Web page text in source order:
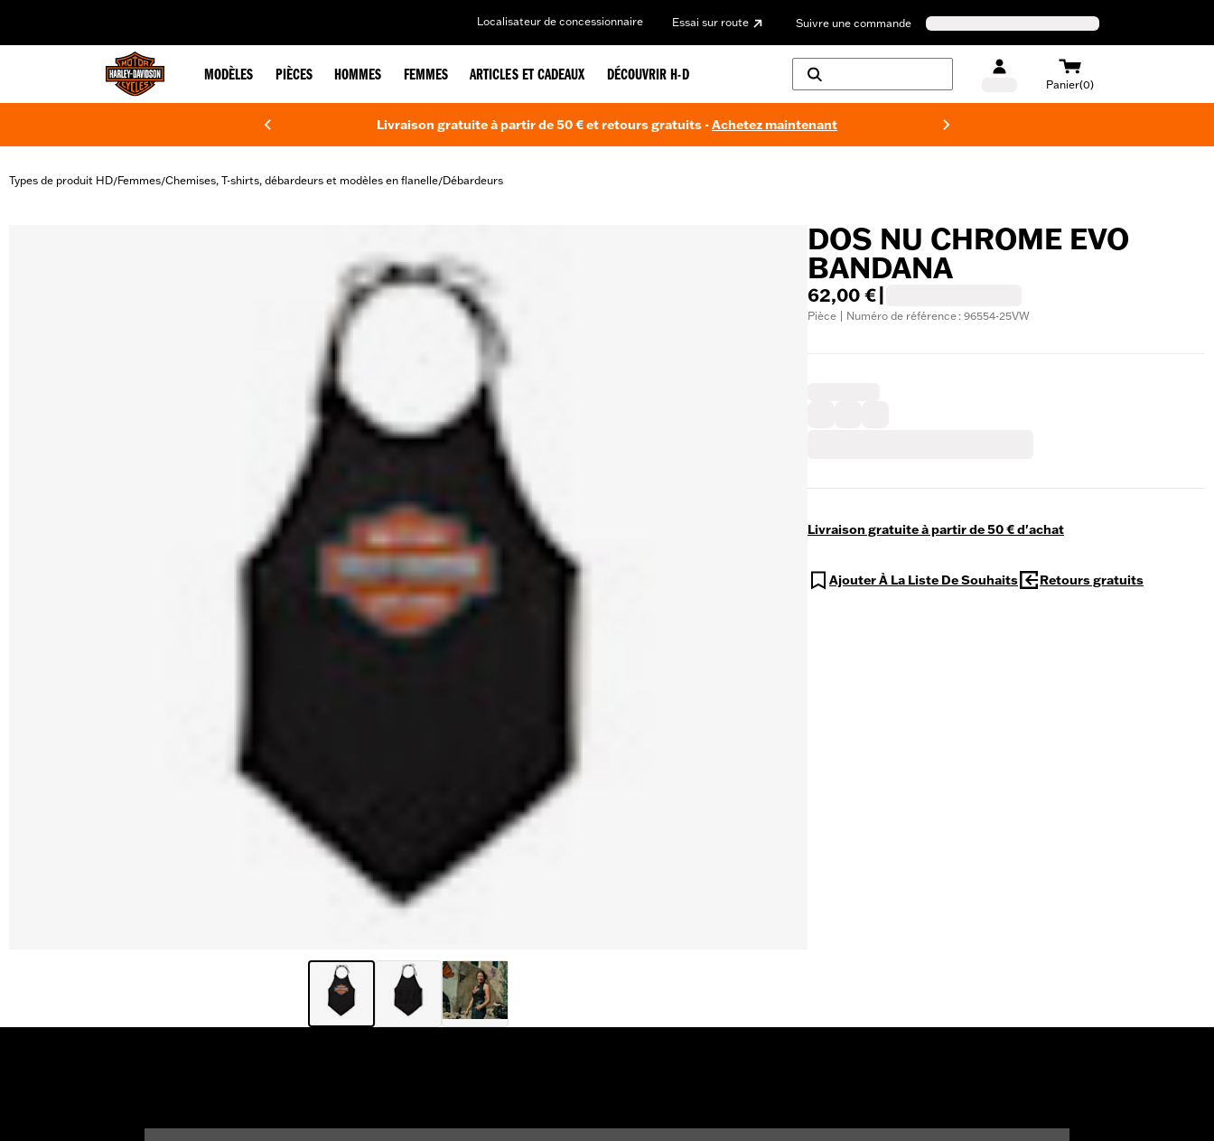
Localisateur de concessionnaire Essai sur route Suivre une commande
MODÈLES PIÈCES HOMMES FEMMES ARTICLES ET CADEAUX DÉCOUVRIR H-D
Panier(0)
Livraison gratuite à partir de 50 € et retours gratuits -Achetez maintenant
Types de produit HD/Femmes/Chemises, T-shirts, débardeurs et modèles en flanelle/Débardeurs
DOS NU CHROME EVO
BANDANA
62,00 €
Pièce | Numéro de référence : 96554-25VW
Livraison gratuite à partir de 50 € d'achat
Ajouter À La Liste De Souhaits Retours gratuits